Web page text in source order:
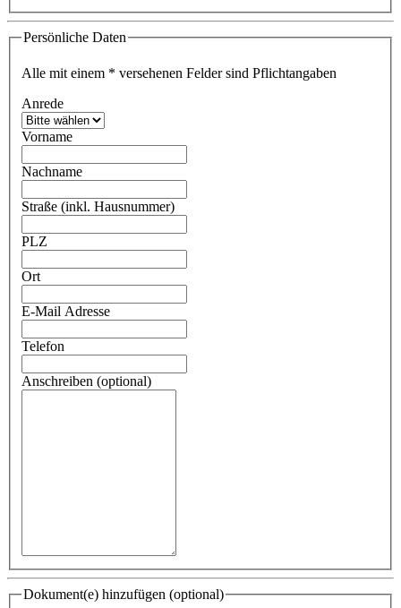
Persönliche Daten
Alle mit einem * versehenen Felder sind Pflichtangaben
Anrede
Vorname
Nachname
Straße (inkl. Hausnummer)
PLZ
Ort
E-Mail Adresse
Telefon
Anschreiben (optional)
Dokument(e) hinzufügen (optional)